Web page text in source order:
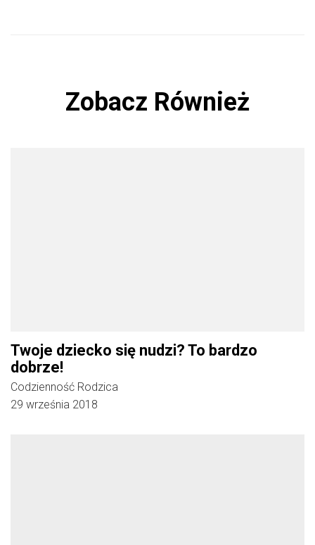
Zobacz Również
Twoje dziecko się nudzi? To bardzo
dobrze!
Codzienność Rodzica
29 września 2018